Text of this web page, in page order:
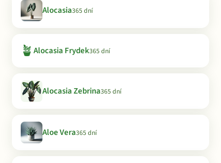
Alocasia365 dní
🪴 Alocasia Frydek365 dní
Alocasia Zebrina365 dní
Aloe Vera365 dní